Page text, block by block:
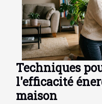
Techniques
l'efficacité
maison